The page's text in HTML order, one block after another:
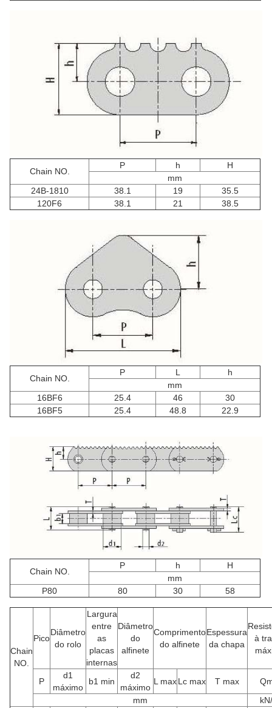
Chain NO.
P h
H
mm
24B-1810
38.1 19
35.5
120F6
38.1 21 38.5
Chain NO.
P L
h
mm
16BF6
25.4 46
30
16BF5
25.4 48.8 22.9
Chain NO.
P h
H
mm
P80
80 30 58
Chain
NO.
Pico
Diâmetro
do rolo
Largura
entre
as
placas
internas
Diâmetro
do
alfinete
Comprimento
do alfinete
Espessura
da chapa
à
P
d1
máximo
b1 min
d2
máximo
L maxLc max T max
mm